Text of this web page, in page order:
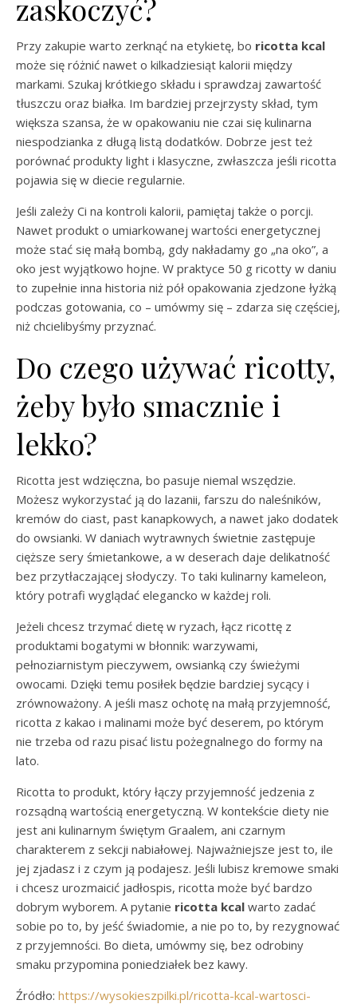
zaskoczyć?
Przy zakupie warto zerknąć na etykietę, bo ricotta kcal
może się różnić nawet o kilkadziesiąt kalorii między
markami. Szukaj krótkiego składu i sprawdzaj zawartość
tłuszczu oraz białka. Im bardziej przejrzysty skład, tym
większa szansa, że w opakowaniu nie czai się kulinarna
niespodzianka z długą listą dodatków. Dobrze jest też
porównać produkty light i klasyczne, zwłaszcza jeśli ricotta
pojawia się w diecie regularnie.
Jeśli zależy Ci na kontroli kalorii, pamiętaj także o porcji.
Nawet produkt o umiarkowanej wartości energetycznej
może stać się małą bombą, gdy nakładamy go „na oko”, a
oko jest wyjątkowo hojne. W praktyce 50 g ricotty w daniu
to zupełnie inna historia niż pół opakowania zjedzone łyżką
podczas gotowania, co – umówmy się – zdarza się częściej,
niż chcielibyśmy przyznać.
Do czego używać ricotty,
żeby było smacznie i
lekko?
Ricotta jest wdzięczna, bo pasuje niemal wszędzie.
Możesz wykorzystać ją do lazanii, farszu do naleśników,
kremów do ciast, past kanapkowych, a nawet jako dodatek
do owsianki. W daniach wytrawnych świetnie zastępuje
cięższe sery śmietankowe, a w deserach daje delikatność
bez przytłaczającej słodyczy. To taki kulinarny kameleon,
który potrafi wyglądać elegancko w każdej roli.
Jeżeli chcesz trzymać dietę w ryzach, łącz ricottę z
produktami bogatymi w błonnik: warzywami,
pełnoziarnistym pieczywem, owsianką czy świeżymi
owocami. Dzięki temu posiłek będzie bardziej sycący i
zrównoważony. A jeśli masz ochotę na małą przyjemność,
ricotta z kakao i malinami może być deserem, po którym
nie trzeba od razu pisać listu pożegnalnego do formy na
lato.
Ricotta to produkt, który łączy przyjemność jedzenia z
rozsądną wartością energetyczną. W kontekście diety nie
jest ani kulinarnym świętym Graalem, ani czarnym
charakterem z sekcji nabiałowej. Najważniejsze jest to, ile
jej zjadasz i z czym ją podajesz. Jeśli lubisz kremowe smaki
i chcesz urozmaicić jadłospis, ricotta może być bardzo
dobrym wyborem. A pytanie ricotta kcal warto zadać
sobie po to, by jeść świadomie, a nie po to, by rezygnować
z przyjemności. Bo dieta, umówmy się, bez odrobiny
smaku przypomina poniedziałek bez kawy.
Źródło: https://wysokieszpilki.pl/ricotta-kcal-wartosci-